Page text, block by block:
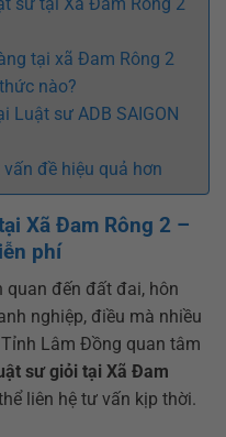
tại xã Đam Rông 2
nào?
Luật sư ADB SAIGON
đề hiệu quả hơn
Xã Đam Rông 2 –
phí
quan đến đất đai, hôn
nghiệp, điều mà nhiều
Lâm Đồng quan tâm
sư giỏi tại Xã Đam
liên hệ tư vấn kịp thời.